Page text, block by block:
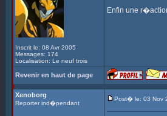
Inscrit le: 08 Avr 2005
Messages: 174
Localisation: Le neuf trois
Enfin une
Revenir en haut de page
Xenoborg
Reporter ind�pendant
Post� le: 03 Nov